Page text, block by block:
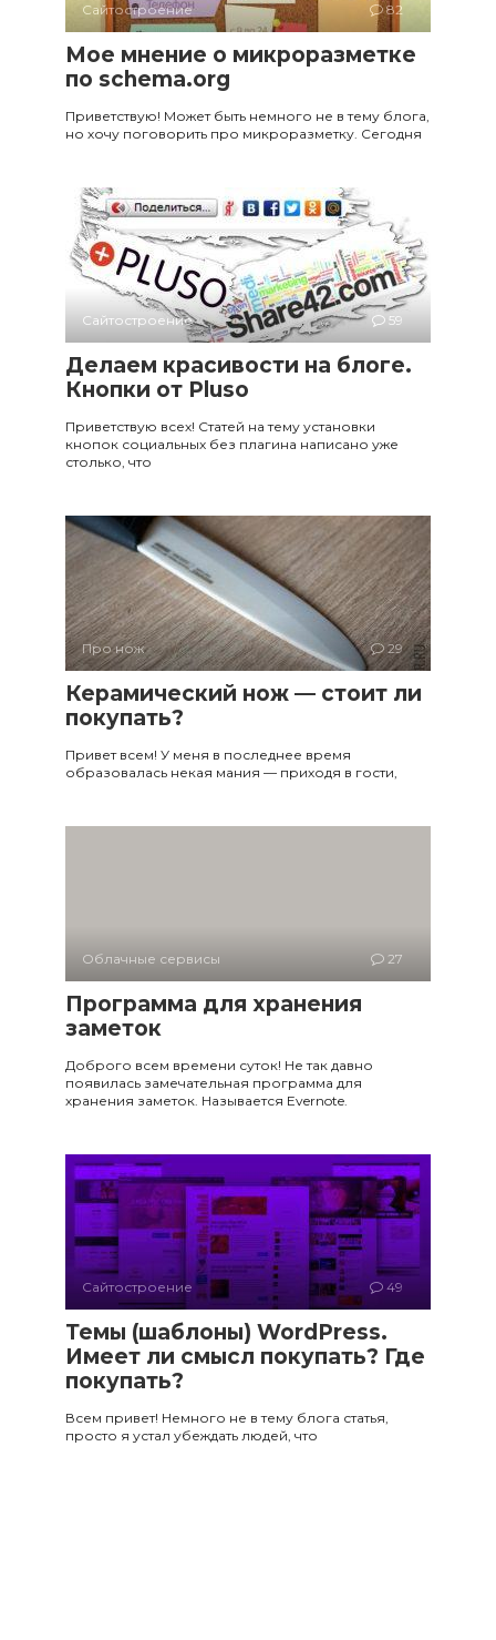
Сайтостроение 82
Мое мнение о микроразметке
по schema.org
Приветствую! Может быть немного не в тему блога,
но хочу поговорить про микроразметку. Сегодня
Сайтостроение 59
Делаем красивости на блоге.
Кнопки от Pluso
Приветствую всех! Статей на тему установки
кнопок социальных без плагина написано уже
столько, что
Про нож 29
Керамический нож — стоит ли
покупать?
Привет всем! У меня в последнее время
образовалась некая мания — приходя в гости,
Облачные сервисы 27
Программа для хранения
заметок
Доброго всем времени суток! Не так давно
появилась замечательная программа для
хранения заметок. Называется Evernote.
Сайтостроение 49
Темы (шаблоны) WordPress.
Имеет ли смысл покупать? Где
покупать?
Всем привет! Немного не в тему блога статья,
просто я устал убеждать людей, что